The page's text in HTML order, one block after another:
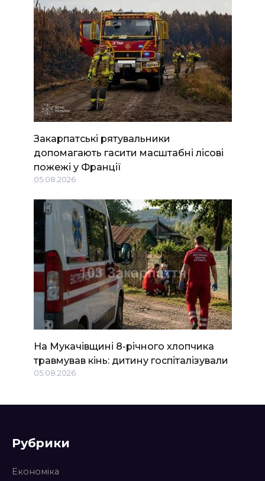
Закарпатські рятувальники
допомагають гасити масштабні лісові
пожежі у Франції
05.08.2026
На Мукачівщині 8-річного хлопчика
травмував кінь: дитину госпіталізували
05.08.2026
Рубрики
Економіка